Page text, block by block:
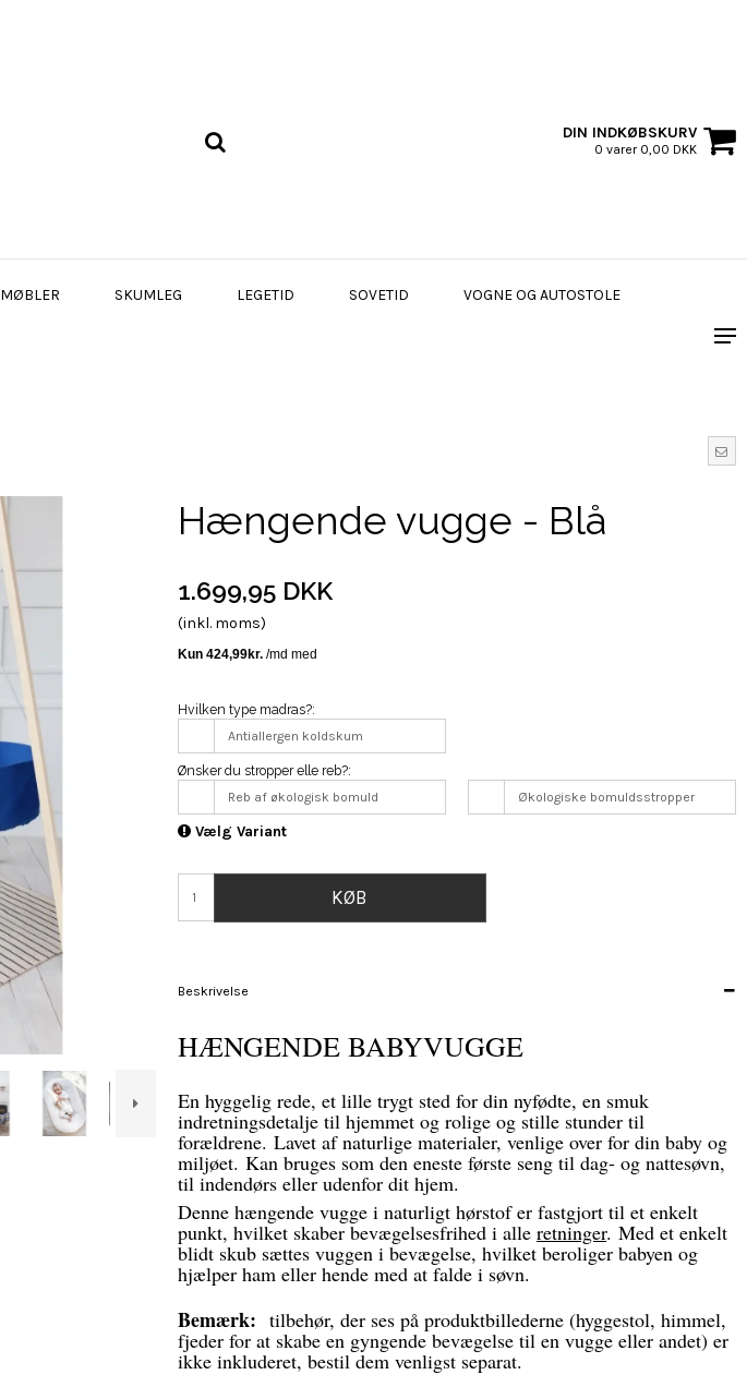
DIN INDKØBSKURV
0 varer 0,00 DKK
MØBLER SKUMLEG LEGETID SOVETID VOGNE OG AUTOSTOLE
Hængende vugge - Blå
1.699,95 DKK
(inkl. moms)
Hvilken type madras?:
Antiallergen koldskum
Ønsker du stropper elle reb?:
Reb af økologisk bomuld Økologiske bomuldsstropper
Vælg Variant
KØB
Beskrivelse
HÆNGENDE BABYVUGGE
En hyggelig rede, et lille trygt sted for din nyfødte, en smuk
indretningsdetalje til hjemmet og rolige og stille stunder til
forældrene. Lavet af naturlige materialer, venlige over for din baby og
miljøet. Kan bruges som den eneste første seng til dag- og nattesøvn,
til indendørs eller udenfor dit hjem.
Denne hængende vugge i naturligt hørstof er fastgjort til et enkelt
punkt, hvilket skaber bevægelsesfrihed i alle retninger. Med et enkelt
blidt skub sættes vuggen i bevægelse, hvilket beroliger babyen og
hjælper ham eller hende med at falde i søvn.
Bemærk: tilbehør, der ses på produktbillederne (hyggestol, himmel,
fjeder for at skabe en gyngende bevægelse til en vugge eller andet) er
ikke inkluderet, bestil dem venligst separat.